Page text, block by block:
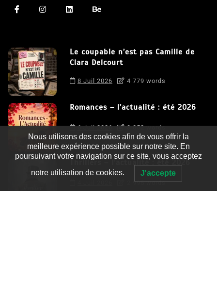
Le coupable n’est pas Camille de
Clara Delcourt
8 Juil 2026 4 779 words
Romances – l’actualité : été 2026
6 Juil 2026 3 052 words
Thrillers – l’actualité : été 2026
2 995 words
Nous utilisons des cookies afin de vous offrir la
meilleure expérience possible sur notre site. En
poursuivant votre navigation sur ce site, vous acceptez
notre utilisation de cookies. J'accepte